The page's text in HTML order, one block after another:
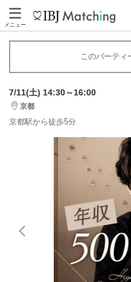
メニュー
このパーティ
7/11(土) 14:30～16:00
京都
京都駅から徒歩5分